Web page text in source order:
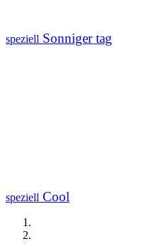
speziell Sonniger tag
speziell Cool